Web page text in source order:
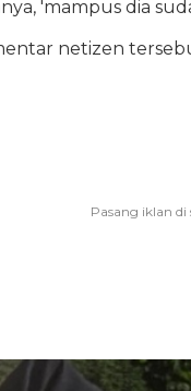
'mampus dia
netizen